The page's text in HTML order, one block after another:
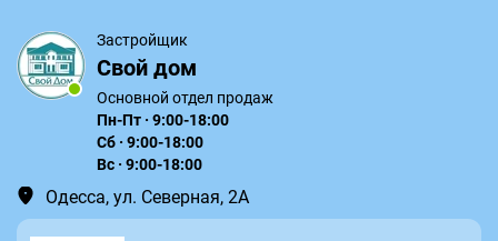
Застройщик
Свой дом
Основной отдел продаж
Пн-Пт · 9:00-18:00
Сб · 9:00-18:00
Вс · 9:00-18:00
Одесса, ул. Северная, 2А